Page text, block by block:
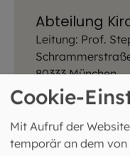
Abteilung
Leitung: Prof.
80333 München
089 2137-1204
089 2137-1743
Mehr Infos
Cookie-
Mit Aufruf der
temporär an dem